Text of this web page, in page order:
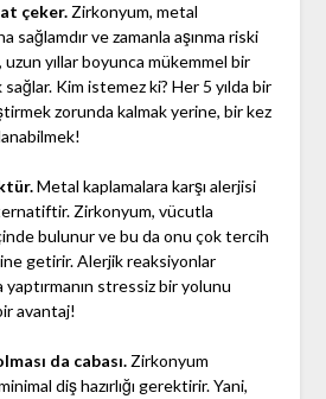
çeker.Zirkonyum, metal
sağlamdır ve zamanla aşınma riski
yıllar boyunca mükemmel bir
Kim istemez ki? Her 5 yılda bir
zorunda kalmak yerine, bir kez
Metal kaplamalara karşı alerjisi
Zirkonyum, vücutla
bulunur ve bu da onu çok tercih
getirir. Alerjik reaksiyonlar
stressiz bir yolunu
avantaj!
da cabası.Zirkonyum
diş hazırlığı gerektirir. Yani,